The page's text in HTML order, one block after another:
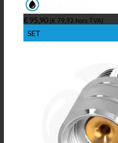
€ 95,90 (€ 79,92 hors TVA)
SET